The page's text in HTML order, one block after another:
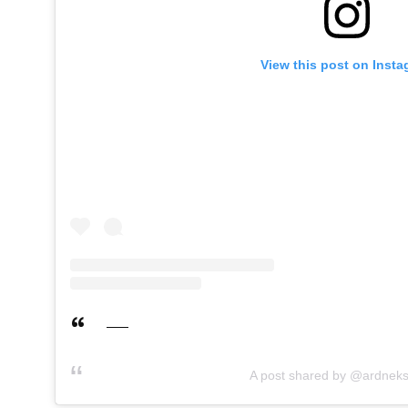
View this post on
A post shared by @ardneks